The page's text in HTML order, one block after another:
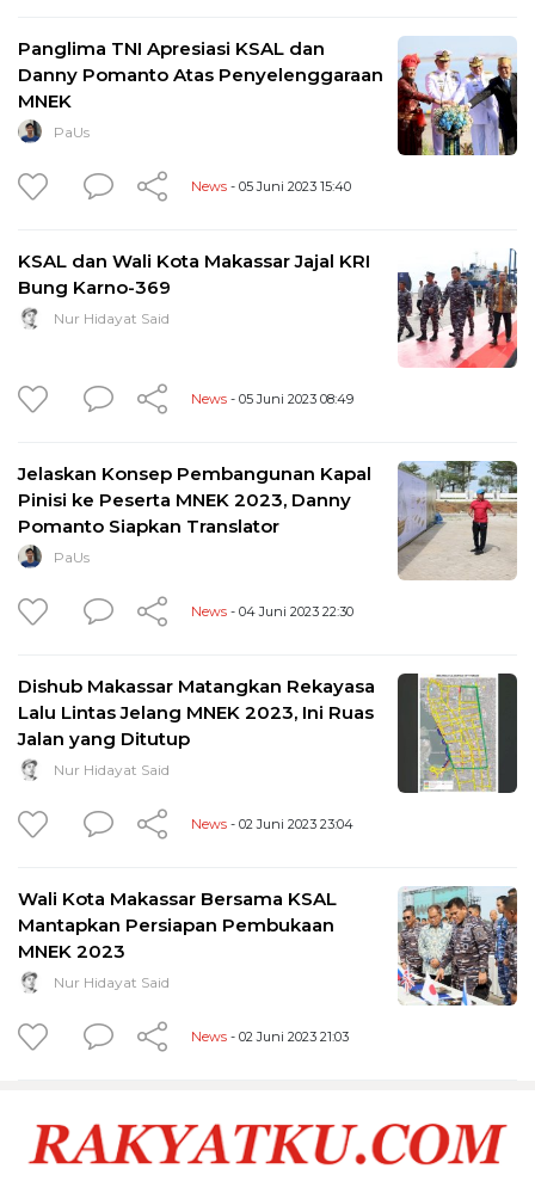
Panglima TNI Apresiasi KSAL dan
Danny Pomanto Atas Penyelenggaraan
MNEK
PaUs
News - 05 Juni 2023 15:40
KSAL dan Wali Kota Makassar Jajal KRI
Bung Karno-369
Nur Hidayat Said
News - 05 Juni 2023 08:49
Jelaskan Konsep Pembangunan Kapal
Pinisi ke Peserta MNEK 2023, Danny
Pomanto Siapkan Translator
PaUs
News - 04 Juni 2023 22:30
Dishub Makassar Matangkan Rekayasa
Lalu Lintas Jelang MNEK 2023, Ini Ruas
Jalan yang Ditutup
Nur Hidayat Said
News - 02 Juni 2023 23:04
Wali Kota Makassar Bersama KSAL
Mantapkan Persiapan Pembukaan
MNEK 2023
Nur Hidayat Said
News - 02 Juni 2023 21:03